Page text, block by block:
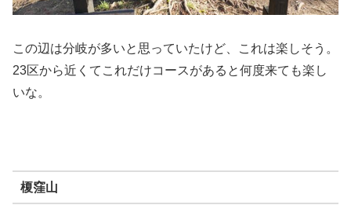
この辺は分岐が多いと思っていたけど、これは楽しそう。
23区から近くてこれだけコースがあると何度来ても楽し
いな。
榎窪山